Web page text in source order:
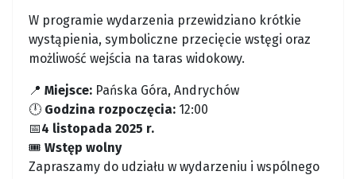
W programie wydarzenia przewidziano krótkie
wystąpienia, symboliczne przecięcie wstęgi oraz
możliwość wejścia na taras widokowy.
📍 Miejsce: Pańska Góra, Andrychów
🕛 Godzina rozpoczęcia: 12:00
📅4 listopada 2025 r.
🎟️ Wstęp wolny
Zapraszamy do udziału w wydarzeniu i wspólnego